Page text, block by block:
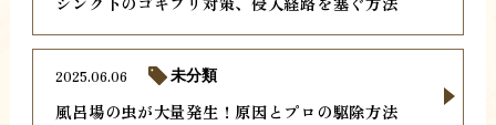
風呂場の虫が大量発生！原因とプロの駆除方法
2025.06.06 未分類